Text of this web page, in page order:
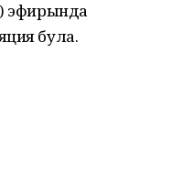
эфирында
була.